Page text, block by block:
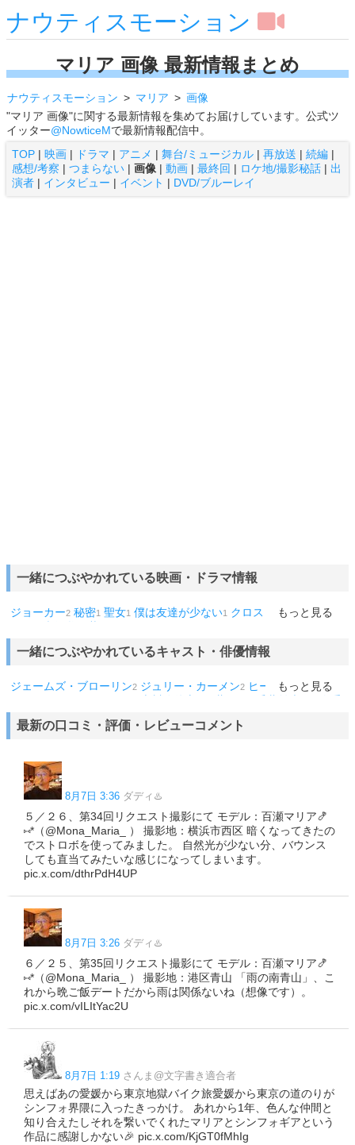
ナウティスモーション
マリア 画像 最新情報まとめ
ナウティスモーション マリア
画像
"マリア 画像"に関する最新情報を集めてお届けしています。公式ツ
イッター@NowticeMで最新情報配信中。
TOP | 映画 | ドラマ | アニメ | 舞台/ミュージカル | 再放送 | 続編 |
感想/考察 | つまらない | 画像 | 動画 | 最終回 | ロケ地/撮影秘話 | 出
演者 | インタビュー | イベント | DVD/ブルーレイ
一緒につぶやかれている映画・ドラマ情報
もっと見る
ジョーカー2 秘密1 聖女1 僕は友達が少ない1 クロスロード1 フラン
一緒につぶやかれているキャスト・俳優情報
もっと見る
ジェームズ・ブローリン2 ジュリー・カーメン2 ヒース・レジャー
田中圭
最新の口コミ・評価・レビューコメント
8月7日 3:36 ダディ♨️
５／２６、第34回リクエスト撮影にて モデル：百瀬マリア🍤
⑅*（@Mona_Maria_ ） 撮影地：横浜市西区 暗くなってきたの
でストロボを使ってみました。 自然光が少ない分、バウンス
しても直当てみたいな感じになってしまいます。
pic.x.com/dthrPdH4UP
8月7日 3:26 ダディ♨️
６／２５、第35回リクエスト撮影にて モデル：百瀬マリア🍤
⑅*（@Mona_Maria_ ） 撮影地：港区青山 「雨の南青山」、こ
れから晩ご飯デートだから雨は関係ないね（想像です）。
pic.x.com/vILItYac2U
8月7日 1:19 さんま@文字書き適合者
思えばあの愛媛から東京地獄バイク旅愛媛から東京の道のりが
シンフォ界隈に入ったきっかけ。 あれから1年、色んな仲間と
知り合えたしそれを繋いでくれたマリアとシンフォギアという
作品に感謝しかない🎉 pic.x.com/KjGT0fMhIg